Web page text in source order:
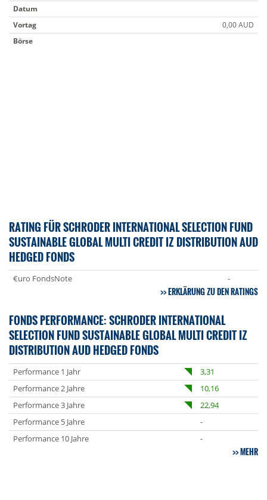
Datum
Vortag
0,00 AUD
Börse
RATING FÜR SCHRODER INTERNATIONAL SELECTION FUND
SUSTAINABLE GLOBAL MULTI CREDIT IZ DISTRIBUTION AUD
HEDGED FONDS
€uro FondsNote -
ERKLÄRUNG ZU DEN RATINGS
FONDS PERFORMANCE: SCHRODER INTERNATIONAL
SELECTION FUND SUSTAINABLE GLOBAL MULTI CREDIT IZ
DISTRIBUTION AUD HEDGED FONDS
Performance 1 Jahr
3,31
Performance 2 Jahre
10,16
Performance 3 Jahre
22,94
Performance 5 Jahre
-
Performance 10 Jahre
-
MEHR